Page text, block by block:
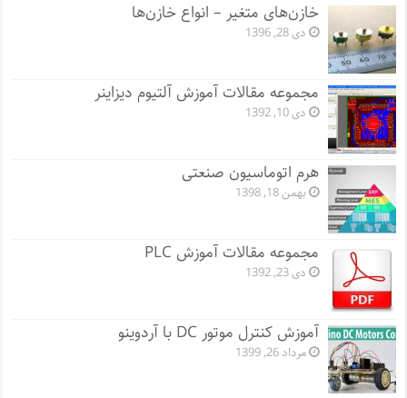
خازن‌های متغیر – انواع خازن‌ها
دی 28, 1396
مجموعه مقالات آموزش آلتیوم دیزاینر
دی 10, 1392
هرم اتوماسیون صنعتی
بهمن 18, 1398
مجموعه مقالات آموزش PLC
دی 23, 1392
آموزش کنترل موتور DC با آردوینو
مرداد 26, 1399